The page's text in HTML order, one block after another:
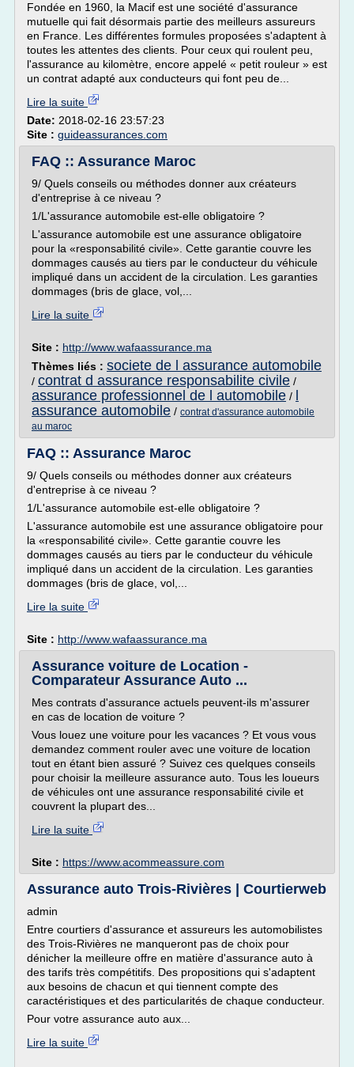
Fondée en 1960, la Macif est une société d'assurance
mutuelle qui fait désormais partie des meilleurs assureurs
en France. Les différentes formules proposées s'adaptent à
toutes les attentes des clients. Pour ceux qui roulent peu,
l'assurance au kilomètre, encore appelé « petit rouleur » est
un contrat adapté aux conducteurs qui font peu de...
Lire la suite
Date: 2018-02-16 23:57:23
Site : guideassurances.com
FAQ :: Assurance Maroc
9/ Quels conseils ou méthodes donner aux créateurs
d'entreprise à ce niveau ?
1/L'assurance automobile est-elle obligatoire ?
L'assurance automobile est une assurance obligatoire
pour la «responsabilité civile». Cette garantie couvre les
dommages causés au tiers par le conducteur du véhicule
impliqué dans un accident de la circulation. Les garanties
dommages (bris de glace, vol,...
Lire la suite
Site : http://www.wafaassurance.ma
Thèmes liés : societe de l assurance automobile
/ contrat d assurance responsabilite civile /
assurance professionnel de l automobile /
assurance automobile / contrat d'assurance automobile
au maroc
FAQ :: Assurance Maroc
9/ Quels conseils ou méthodes donner aux créateurs
d'entreprise à ce niveau ?
1/L'assurance automobile est-elle obligatoire ?
L'assurance automobile est une assurance obligatoire pour
la «responsabilité civile». Cette garantie couvre les
dommages causés au tiers par le conducteur du véhicule
impliqué dans un accident de la circulation. Les garanties
dommages (bris de glace, vol,...
Lire la suite
Site : http://www.wafaassurance.ma
Assurance voiture de Location -
Comparateur Assurance Auto ...
Mes contrats d'assurance actuels peuvent-ils m'assurer
en cas de location de voiture ?
Vous louez une voiture pour les vacances ? Et vous vous
demandez comment rouler avec une voiture de location
tout en étant bien assuré ? Suivez ces quelques conseils
pour choisir la meilleure assurance auto. Tous les loueurs
de véhicules ont une assurance responsabilité civile et
couvrent la plupart des...
Lire la suite
Site : https://www.acommeassure.com
Assurance auto Trois-Rivières | Courtierweb
admin
Entre courtiers d'assurance et assureurs les automobilistes
des Trois-Rivières ne manqueront pas de choix pour
dénicher la meilleure offre en matière d'assurance auto à
des tarifs très compétitifs. Des propositions qui s'adaptent
aux besoins de chacun et qui tiennent compte des
caractéristiques et des particularités de chaque conducteur.
Pour votre assurance auto aux...
Lire la suite